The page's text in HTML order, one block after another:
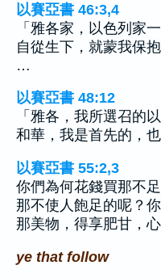
以賽亞書 46:3,4
「雅各家，以色列家
自從生下，就蒙我保
…
以賽亞書 48:12
「雅各，我所選召的
和華，我是首先的，也
以賽亞書 55:2,3
你們為何花錢買那不
那不使人飽足的呢？
那美物，得享肥甘，
ye that follow